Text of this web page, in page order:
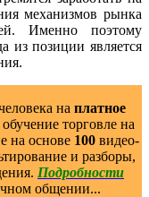
механизмов рынка
Именно поэтому
из позиции является
на платное
торговле на
на основе 100видео-
и разборы,
Подробности
общении...